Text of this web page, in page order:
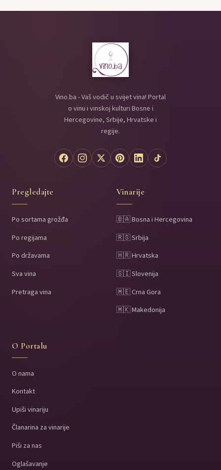
Vino.ba - Vaš vodič u svijet vina! Portal
o vinu i vinskoj kulturi Bosne i
Hercegovine, Srbije, Hrvatske i
regije.
Pregledajte
Po sortama grožđa
Po regijama
Po državama
Sva vina
Pretraga vina
Vinarije
🇧🇦 Bosna i Hercegovina
🇷🇸 Srbija
🇭🇷 Hrvatska
🇸🇮 Slovenija
🇲🇪 Crna Gora
🇲🇰 Makedonija
O Portalu
O nama
Kontakt
Upiši vinariju
Članarina za vinarije
Piši za nas
Oglašavanje